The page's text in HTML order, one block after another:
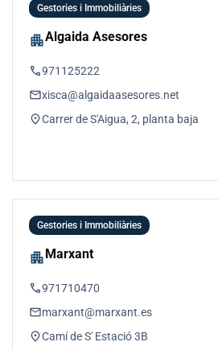
Gestories i Immobiliàries
apartmentAlgaida Asesores
phone971125222
emailxisca@algaidaasesores.net
location_onCarrer de S'Aigua, 2, planta baja
Gestories i Immobiliàries
apartmentMarxant
phone971710470
emailmarxant@marxant.es
location_onCamí de S' Estació 3B